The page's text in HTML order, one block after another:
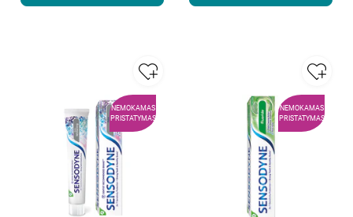
NEMOKAMAS
PRISTATYMAS
NEMOKAMAS
PRISTATYMAS